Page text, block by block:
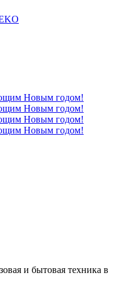
Новым годом!
Новым годом!
Новым годом!
Новым годом!
и бытовая техника в